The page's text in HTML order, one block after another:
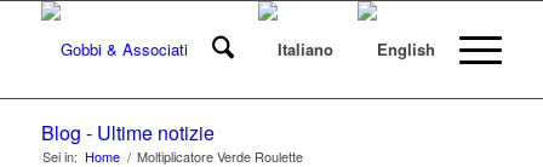
Blog - Ultime notizie
Sei in: Home / Moltiplicatore Verde Roulette